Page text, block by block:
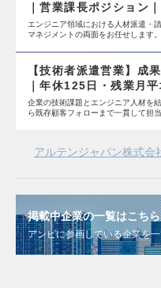
｜営業課長ポジション
エンジニア領域における人材派遣・
マネジメントの両面をお任せします
【技術者派遣営業】成
｜年休125日・残業月
企業の技術課題とエンジニア人材を
ら既存顧客フォローまで一貫して担
アルテンジャパン株式会
掲載中企業の一覧はこちら
アンビに参画している企業を